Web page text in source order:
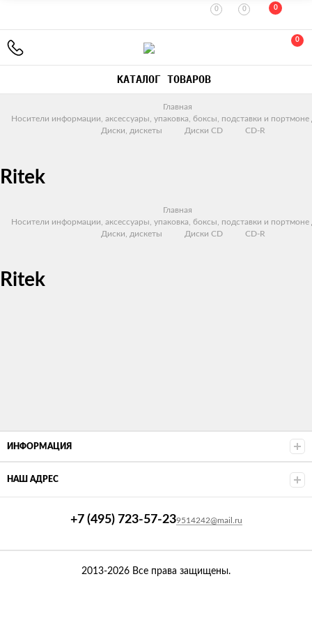
0 0 0
0
КАТАЛОГ ТОВАРОВ
Главная
Носители информации, аксессуары, упаковка, боксы, подставки и портмоне
Диски, дискеты
Диски CD CD-R
Ritek
Главная
Носители информации, аксессуары, упаковка, боксы, подставки и портмоне
Диски, дискеты
Диски CD CD-R
Ritek
ИНФОРМАЦИЯ
НАШ АДРЕС
+7 (495) 723-57-239514242@mail.ru
2013-2026 Все права защищены.